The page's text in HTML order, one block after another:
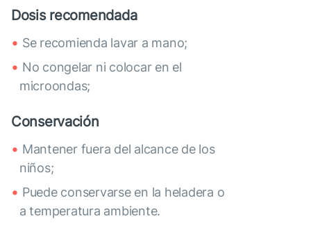
Dosis recomendada
Se recomienda lavar a mano;
No congelar ni colocar en el
microondas;
Conservación
Mantener fuera del alcance de los
niños;
Puede conservarse en la heladera o
a temperatura ambiente.